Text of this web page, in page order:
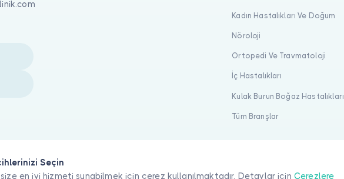
Seçin
en iyi hizmeti sunabilmek için çerez kullanılmaktadır. Detaylar için Çerezlere
Kadın Hastalıkları Ve Doğum
Nöroloji
Ortopedi Ve Travmatoloji
İç Hastalıkları
Kulak Burun Boğaz Hastalıkları
Tüm Branşlar